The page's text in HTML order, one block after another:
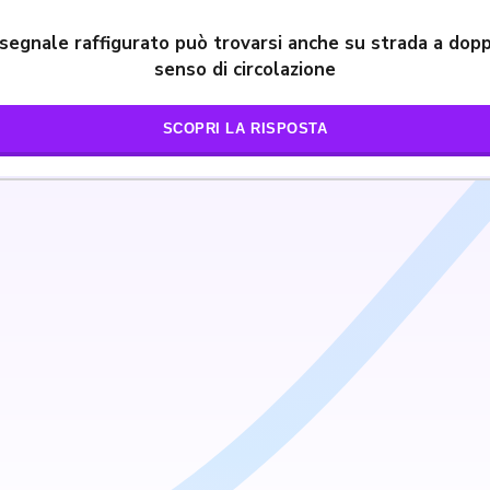
raffigurato può trovarsi anche su strada a
senso di circolazione
SCOPRI LA RISPOSTA